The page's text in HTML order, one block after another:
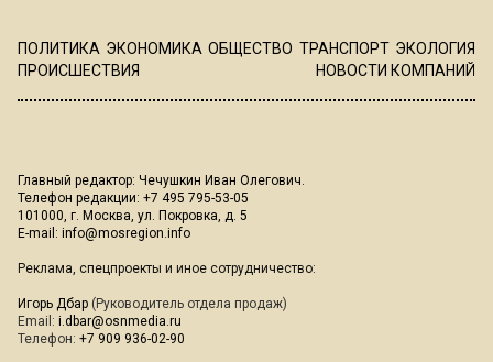
ПОЛИТИКА ЭКОНОМИКА ОБЩЕСТВО ТРАНСПОРТ ЭКОЛОГИЯ
ПРОИСШЕСТВИЯ
НОВОСТИ КОМПАНИЙ
Главный редактор: Чечушкин Иван Олегович.
Телефон редакции: +7 495 795-53-05
101000, г. Москва, ул. Покровка, д. 5
E-mail: info@mosregion.info
Реклама, спецпроекты и иное сотрудничество:
Игорь Дбар (Руководитель отдела продаж)
Email: i.dbar@osnmedia.ru
Телефон: +7 909 936-02-90